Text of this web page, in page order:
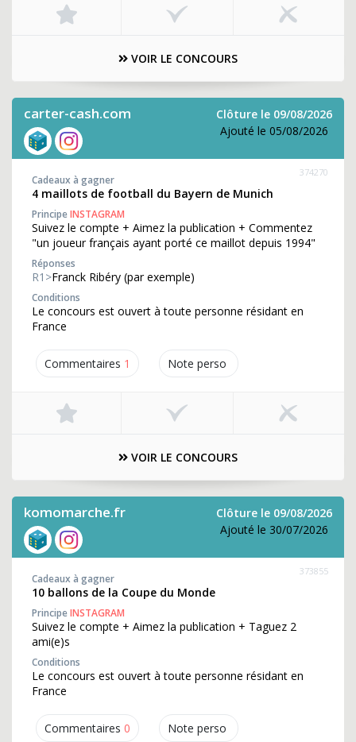
VOIR LE CONCOURS
carter-cash.com
Clôture le 09/08/2026
Ajouté le 05/08/2026
Commentaires 1 Note perso
374270
Cadeaux à gagner
4 maillots de football du Bayern de Munich
PrincipeINSTAGRAM
Suivez le compte + Aimez la publication + Commentez
"un joueur français ayant porté ce maillot depuis 1994"
Réponses
R1>Franck Ribéry (par exemple)
Conditions
Le concours est ouvert à toute personne résidant en
France
VOIR LE CONCOURS
komomarche.fr
Clôture le 09/08/2026
Ajouté le 30/07/2026
Commentaires 0 Note perso
373855
Cadeaux à gagner
10 ballons de la Coupe du Monde
PrincipeINSTAGRAM
Suivez le compte + Aimez la publication + Taguez 2
ami(e)s
Conditions
Le concours est ouvert à toute personne résidant en
France